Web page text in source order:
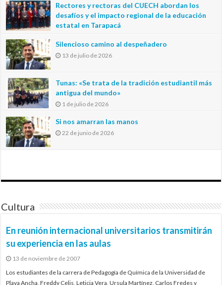
Rectores y rectoras del CUECH abordan los
desafíos y el impacto regional de la educación
estatal en Tarapacá
Silencioso camino al despeñadero
13 de julio de 2026
Tunas: «Se trata de la tradición estudiantil más
antigua del mundo»
1 de julio de 2026
Si nos amarran las manos
22 de junio de 2026
Cultura
En reunión internacional universitarios transmitirán
su experiencia en las aulas
13 de noviembre de 2007
Los estudiantes de la carrera de Pedagogía de Química de la Universidad de
Playa Ancha, Freddy Celis, Leticia Vera, Ursula Martínez, Carlos Fredes y